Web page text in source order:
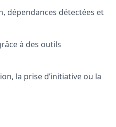
dépendances détectées et
à des outils
la prise d’initiative ou la